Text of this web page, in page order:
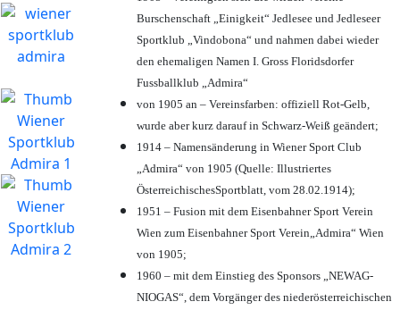
Burschenschaft „Einigkeit“ Jedlesee und Jedleseer
Sportklub „Vindobona“ und nahmen dabei wieder
den ehemaligen Namen I. Gross Floridsdorfer
Fussballklub „Admira“
von 1905 an – Vereinsfarben: offiziell Rot-Gelb,
wurde aber kurz darauf in Schwarz-Weiß geändert;
1914 – Namensänderung in Wiener Sport Club
„Admira“ von 1905 (Quelle: Illustriertes
ÖsterreichischesSportblatt, vom 28.02.1914);
1951 – Fusion mit dem Eisenbahner Sport Verein
Wien zum Eisenbahner Sport Verein„Admira“ Wien
von 1905;
1960 – mit dem Einstieg des Sponsors „NEWAG-
NIOGAS“, dem Vorgänger des niederösterreichischen